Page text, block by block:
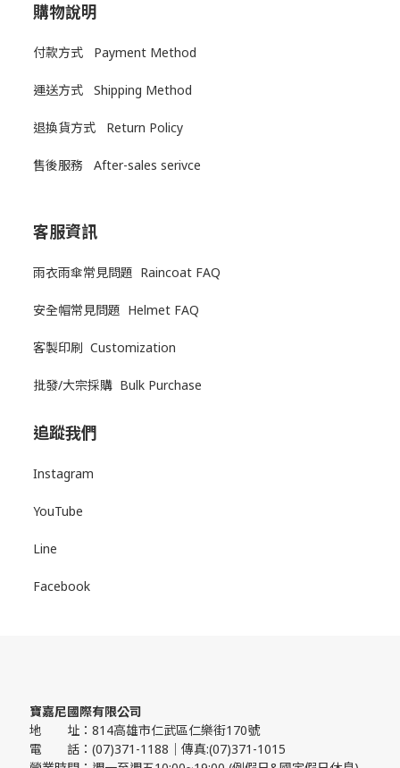
購物說明
付款方式 Payment Method
運送方式 Shipping Method
退換貨方式 Return Policy
售後服務 After-sales serivce
客服資訊
雨衣雨傘常見問題 Raincoat FAQ
安全帽常見問題 Helmet FAQ
客製印刷 Customization
批發/大宗採購 Bulk Purchase
追蹤我們
Instagram
YouTube
Line
Facebook
寶嘉尼國際有限公司
地 址：814高雄市仁武區仁樂街170號
電 話：(07)371-1188｜傳真:(07)371-1015